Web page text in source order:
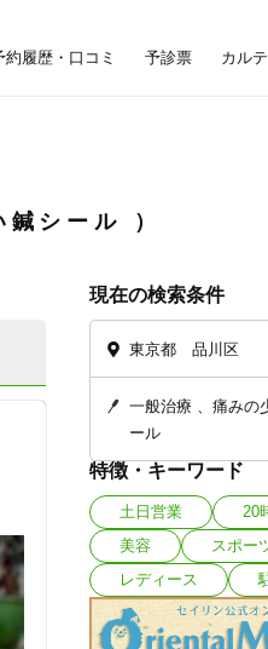
約履歴・口コミ 予診票 カルテ
鍼シール
現在の検索条件
東京都 品川区
一般治療
痛みの
ール
特徴・キーワード
土日営業
20
美容
スポー
レディース